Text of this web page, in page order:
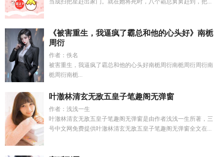
当成扫把星赶出家门。就在她将死时，八个霸总舅舅赶到，把...
《被害重生，我逼疯了霸总和他的心头好》南栀
周衍
作者：佚名
被害重生，我逼疯了霸总和他的心头好南栀周衍南栀周衍周衍南
栀周衍南栀...
叶澈林清玄无敌五皇子笔趣阁无弹窗
作者：浅浅一生
叶澈林清玄无敌五皇子笔趣阁无弹窗是由作者浅浅一生所著，三
号中文网免费提供叶澈林清玄无敌五皇子笔趣阁无弹窗全文在...